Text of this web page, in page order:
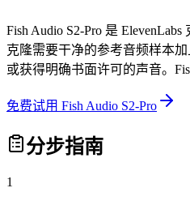
Fish Audio S2-Pro 是
克隆需要干净的参考音频样本
或获得明确书面许可的声音。
免费试用 Fish Audio S2-Pro
分步指南
1